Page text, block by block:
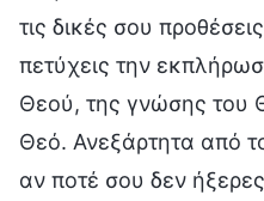
τις δικές σου
πετύχεις την
Θεού, της γνώσης του
Θεό. Ανεξάρτητα από
αν ποτέ σου δεν